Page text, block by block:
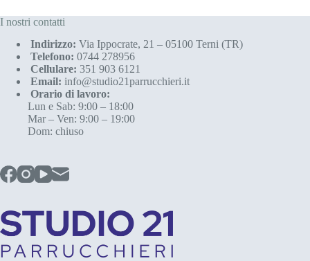
I nostri contatti
Indirizzo: Via Ippocrate, 21 – 05100 Terni (TR)
Telefono: 0744 278956
Cellulare: 351 903 6121
Email: info@studio21parrucchieri.it
Orario di lavoro:
Lun e Sab: 9:00 – 18:00
Mar – Ven: 9:00 – 19:00
Dom: chiuso